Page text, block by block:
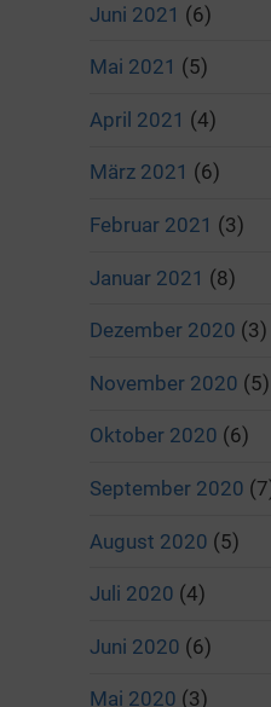
Juni 2021 (6)
Mai 2021 (5)
April 2021 (4)
März 2021 (6)
Februar 2021 (3)
Januar 2021 (8)
Dezember 2020 (3)
November 2020 (5)
Oktober 2020 (6)
September 2020
August 2020 (5)
Juli 2020 (4)
Juni 2020 (6)
Mai 2020 (3)